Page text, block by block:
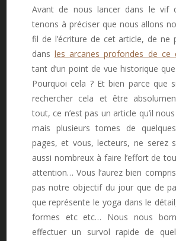
Avant de nous lancer dans le vif
tenons à préciser que nous allons
fil de l’écriture de cet article, de ne
dans les arcanes profondes de ce
tant d’un point de vue historique
Pourquoi cela ? Et bien parce que
rechercher cela et être
tout, ce n’est pas un article qu’il
mais plusieurs tomes de
pages, et vous, lecteurs, ne serez
aussi nombreux à faire l’effort de
attention… Vous l’aurez bien
pas notre objectif du jour que de
que représente le yoga dans le
formes etc etc… Nous nous
effectuer un survol rapide de